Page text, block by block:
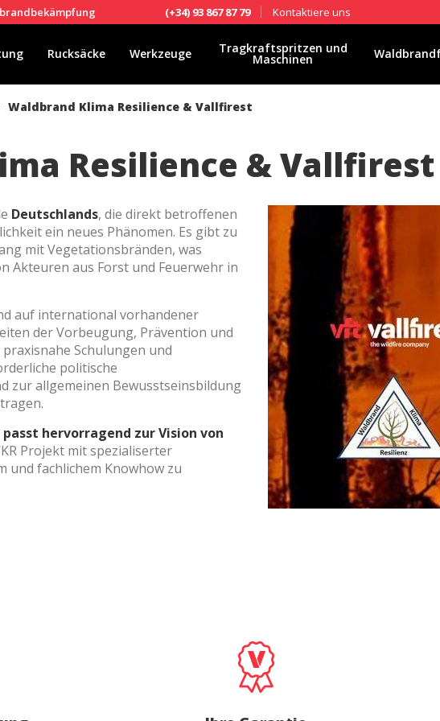
(+34) 93 867 87 79 Kontaktiere uns
Rucksäcke Werkzeuge Tragkraftspritzen und
Maschinen
Waldbrand Klima Resilience & Vallfirest
Resilience & Vallfirest
Deutschlands, die direkt betroffenen
ein neues Phänomen. Es gibt zu
mit Vegetationsbränden, was
Akteuren aus Forst und Feuerwehr in
auf international vorhandener
der Vorbeugung, Prävention und
Schulungen und
politische
zur allgemeinen Bewusstseinsbildung
hervorragend zur Vision von
Projekt mit spezialiserter
und fachlichem Knowhow zu
Cookies ändern
Technik und Funktional
Diese Website verwendet eigene Cookies, um Informationen zu sammeln, um
Dienste zu verbessern. Wenn Sie weiter surfen, akzeptieren Sie deren
Benutzer hat die Möglichkeit, seinen Browser zu konfigurieren und auf Wunsch
verhindern, dass er auf seiner Festplatte installiert wird, obwohl er bedenken
dass dies zu Schwierigkeiten beim Navigieren auf der Website führen kann.
Diese Cookies werden verwendet, um Informationen über die Präferenzen und